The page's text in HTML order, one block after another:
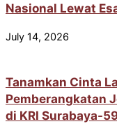
Nasional Lewat
July 14, 2026
Tanamkan Cinta
Pemberangkatan
di KRI Surabaya-